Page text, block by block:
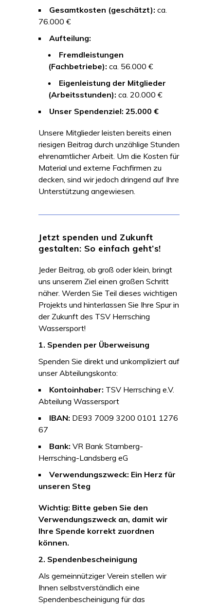
Gesamtkosten (geschätzt): ca.
76.000 €
Aufteilung:
Fremdleistungen
(Fachbetriebe): ca. 56.000 €
Eigenleistung der Mitglieder
(Arbeitsstunden): ca. 20.000 €
Unser Spendenziel: 25.000 €
Unsere Mitglieder leisten bereits einen
riesigen Beitrag durch unzählige Stunden
ehrenamtlicher Arbeit. Um die Kosten für
Material und externe Fachfirmen zu
decken, sind wir jedoch dringend auf Ihre
Unterstützung angewiesen.
Jetzt spenden und Zukunft
gestalten: So einfach geht’s!
Jeder Beitrag, ob groß oder klein, bringt
uns unserem Ziel einen großen Schritt
näher. Werden Sie Teil dieses wichtigen
Projekts und hinterlassen Sie Ihre Spur in
der Zukunft des TSV Herrsching
Wassersport!
1. Spenden per Überweisung
Spenden Sie direkt und unkompliziert auf
unser Abteilungskonto:
Kontoinhaber: TSV Herrsching e.V.
Abteilung Wassersport
IBAN: DE93 7009 3200 0101 1276
67
Bank: VR Bank Starnberg-
Herrsching-Landsberg eG
Verwendungszweck: Ein Herz für
unseren Steg
Wichtig: Bitte geben Sie den
Verwendungszweck an, damit wir
Ihre Spende korrekt zuordnen
können.
2. Spendenbescheinigung
Als gemeinnütziger Verein stellen wir
Ihnen selbstverständlich eine
Spendenbescheinigung für das